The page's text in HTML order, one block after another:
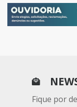
Fique por